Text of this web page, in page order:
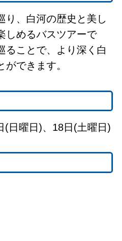
り、白河の歴史と美し
しめるバスツアーで
ることで、より深く白
できます。
(日曜日)、18日(土曜日)